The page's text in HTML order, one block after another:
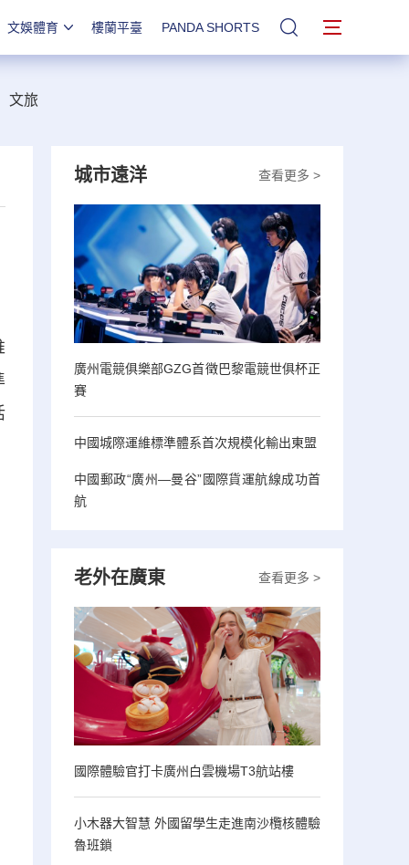
文娛體育 樓蘭平臺 PANDA SHORTS 站內搜索
文旅
查看更多 >
城市遠洋
廣州電競俱樂部GZG首徵巴黎電競世俱杯正
賽
中國城際運維標準體系首次規模化輸出東盟
中國郵政“廣州—曼谷”國際貨運航線成功首
航
查看更多 >
老外在廣東
國際體驗官打卡廣州白雲機場T3航站樓
小木器大智慧 外國留學生走進南沙欖核體驗
魯班鎖